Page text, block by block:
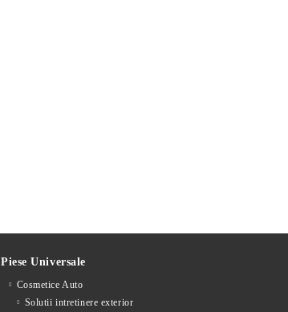
Piese Universale
Cosmetice Auto
Solutii intretinere exterior